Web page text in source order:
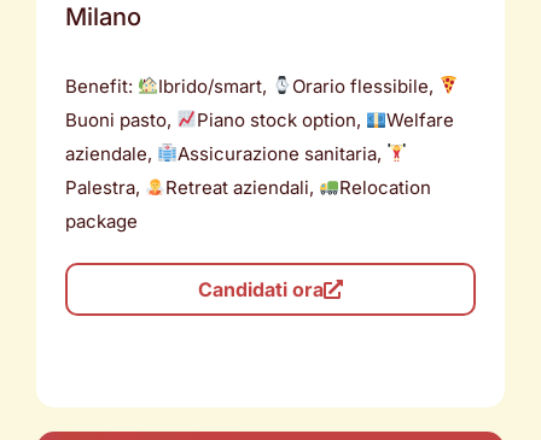
Milano
Benefit: Ibrido/smart,
Orario flessibile,
Buoni pasto,
Piano stock option,
Welfare
aziendale,
Assicurazione sanitaria,
Palestra,
Retreat aziendali,
Relocation
package
Candidati ora